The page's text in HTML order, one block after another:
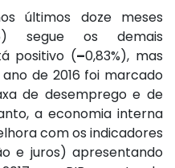
últimos doze meses
segue os demais
positivo (–0,83%), mas
de 2016 foi marcado
de desemprego e de
a economia interna
com os indicadores
e juros) apresentando